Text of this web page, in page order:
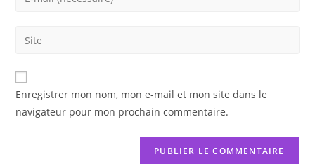
address
comment
Saisir
de
votre
(facultatif)
Enregistrer mon nom, mon e-mail et mon site dans le
navigateur pour mon prochain commentaire.